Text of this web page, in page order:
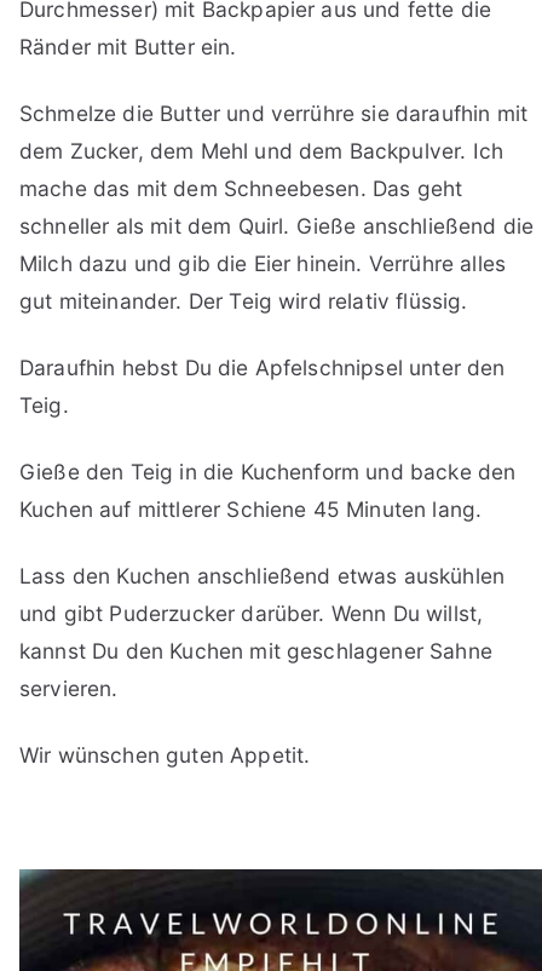
Durchmesser) mit Backpapier aus und fette die
Ränder mit Butter ein.
Schmelze die Butter und verrühre sie daraufhin mit
dem Zucker, dem Mehl und dem Backpulver. Ich
mache das mit dem Schneebesen. Das geht
schneller als mit dem Quirl. Gieße anschließend die
Milch dazu und gib die Eier hinein. Verrühre alles
gut miteinander. Der Teig wird relativ flüssig.
Daraufhin hebst Du die Apfelschnipsel unter den
Teig.
Gieße den Teig in die Kuchenform und backe den
Kuchen auf mittlerer Schiene 45 Minuten lang.
Lass den Kuchen anschließend etwas auskühlen
und gibt Puderzucker darüber. Wenn Du willst,
kannst Du den Kuchen mit geschlagener Sahne
servieren.
Wir wünschen guten Appetit.